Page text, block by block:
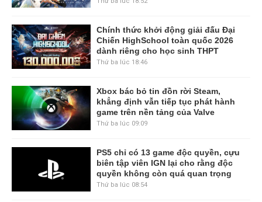
Chính thức khởi động giải đấu Đại
Chiến HighSchool toàn quốc 2026
dành riêng cho học sinh THPT
Thứ ba lúc 18:46
Xbox bác bỏ tin đồn rời Steam,
khẳng định vẫn tiếp tục phát hành
game trên nền tảng của Valve
Thứ ba lúc 09:09
PS5 chỉ có 13 game độc quyền, cựu
biên tập viên IGN lại cho rằng độc
quyền không còn quá quan trọng
Thứ ba lúc 08:54